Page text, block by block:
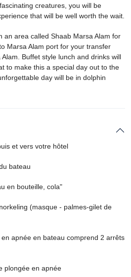
creatures, you will be
that will be well worth the wait.
an area called Shaab Marsa Alam for
Marsa Alam port for your transfer
Buffet style lunch and drinks will
to make this a special day out to the
day will be in dolphin
et vers votre hôtel
bateau
en bouteille, cola"
(masque - palmes-gilet de
apnée en bateau comprend 2 arrêts
plongée en apnée